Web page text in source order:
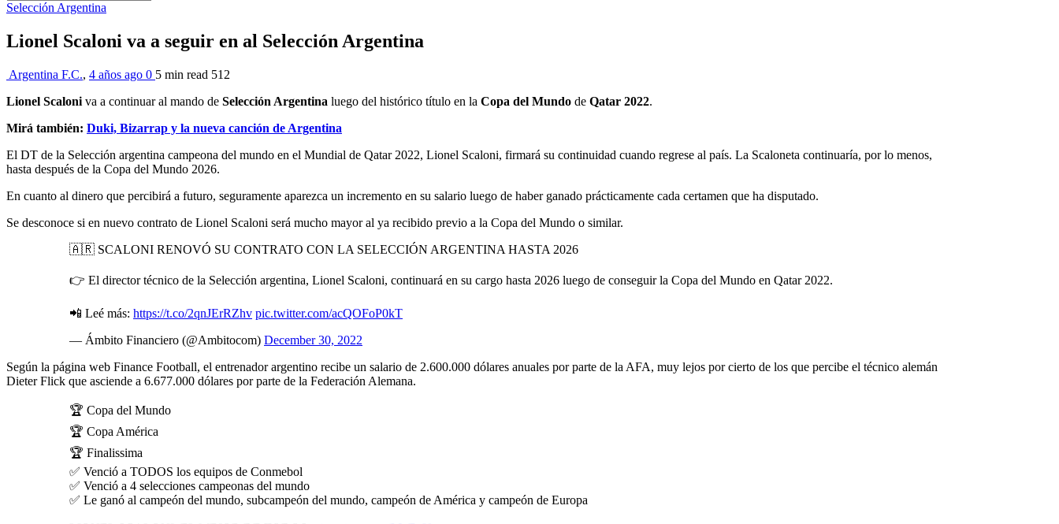
Selección Argentina
Lionel Scaloni va a seguir en al Selección Argentina
Argentina F.C., 4 años ago 0 5 min read 512
Lionel Scaloni va a continuar al mando de Selección Argentina luego del histórico título en la Copa del Mundo de Qatar 2022.
Mirá también: Duki, Bizarrap y la nueva canción de Argentina
El DT de la Selección argentina campeona del mundo en el Mundial de Qatar 2022, Lionel Scaloni, firmará su continuidad cuando regrese al país. La Scaloneta continuaría, por lo menos,
hasta después de la Copa del Mundo 2026.
En cuanto al dinero que percibirá a futuro, seguramente aparezca un incremento en su salario luego de haber ganado prácticamente cada certamen que ha disputado.
Se desconoce si en nuevo contrato de Lionel Scaloni será mucho mayor al ya recibido previo a la Copa del Mundo o similar.
🇦🇷 SCALONI RENOVÓ SU CONTRATO CON LA SELECCIÓN ARGENTINA HASTA 2026
👉 El director técnico de la Selección argentina, Lionel Scaloni, continuará en su cargo hasta 2026 luego de conseguir la Copa del Mundo en Qatar 2022.
📲 Leé más: https://t.co/2qnJErRZhv pic.twitter.com/acQOFoP0kT
— Ámbito Financiero (@Ambitocom) December 30, 2022
Según la página web Finance Football, el entrenador argentino recibe un salario de 2.600.000 dólares anuales por parte de la AFA, muy lejos por cierto de los que percibe el técnico alemán
Dieter Flick que asciende a 6.677.000 dólares por parte de la Federación Alemana.
🏆 Copa del Mundo
🏆 Copa América
🏆 Finalissima
✅ Venció a TODOS los equipos de Conmebol
✅ Venció a 4 selecciones campeonas del mundo
✅ Le ganó al campeón del mundo, subcampeón del mundo, campeón de América y campeón de Europa